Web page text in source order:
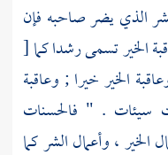
الذي يضر صاحبه فإن
الخير تسمى رشدا كما[
الخير خيرا ; وعاقبة
سيئات . " فالحسنات
الخير ، وأعمال الشر كما